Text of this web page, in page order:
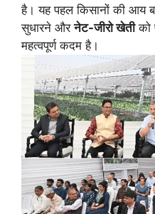
है। यह पहल किसानों की आय
सुधारने औरनेट-जीरो खेतीको
महत्वपूर्ण कदम है।